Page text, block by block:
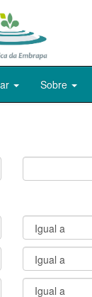
Sobre